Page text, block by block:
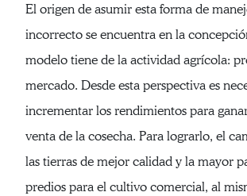
El origen de asumir esta forma de
incorrecto se encuentra en la
modelo tiene de la actividad agrícola:
mercado. Desde esta perspectiva es
incrementar los rendimientos para
venta de la cosecha. Para lograrlo, el
las tierras de mejor calidad y la mayor
predios para el cultivo comercial, al